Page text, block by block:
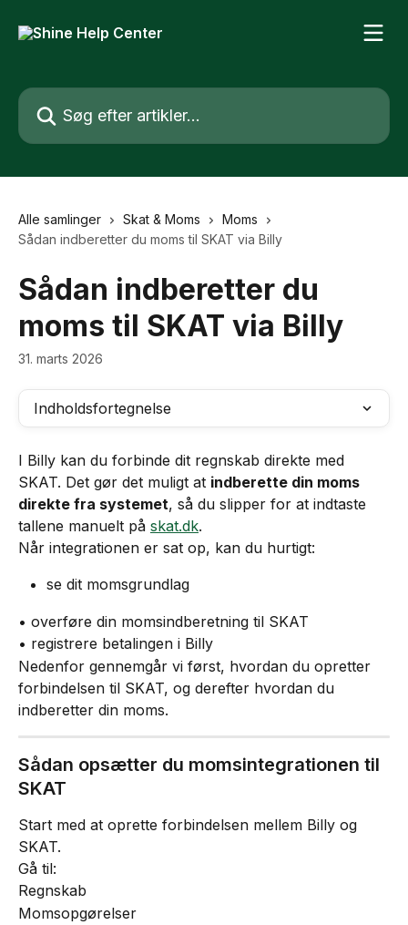
Søg efter artikler...
Alle samlinger Skat & Moms
Moms
Sådan indberetter du moms til SKAT via Billy
Sådan indberetter du
moms til SKAT via Billy
31. marts 2026
Indholdsfortegnelse
I Billy kan du forbinde dit regnskab direkte med
SKAT. Det gør det muligt at indberette din moms
direkte fra systemet, så du slipper for at indtaste
tallene manuelt på skat.dk.
Når integrationen er sat op, kan du hurtigt:
se dit momsgrundlag
• overføre din momsindberetning til SKAT
• registrere betalingen i Billy
Nedenfor gennemgår vi først, hvordan du opretter
forbindelsen til SKAT, og derefter hvordan du
indberetter din moms.
Sådan opsætter du momsintegrationen til
SKAT
Start med at oprette forbindelsen mellem Billy og
SKAT.
Gå til:
Regnskab
Momsopgørelser